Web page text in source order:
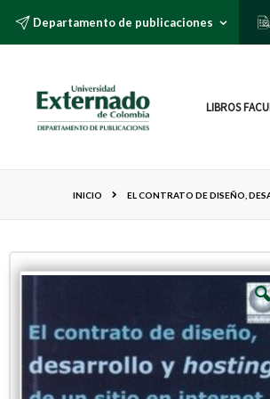
Departamento de publicaciones
LIBROS
INICIO EL CONTRATO DE DISEÑO,